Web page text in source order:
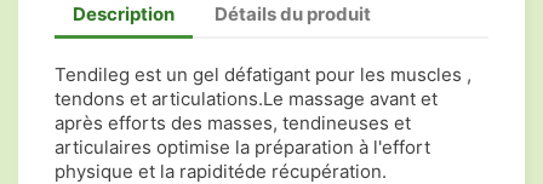
Description Détails du produit
Tendileg est un gel défatigant pour les muscles ,
tendons et articulations.Le massage avant et
après efforts des masses, tendineuses et
articulaires optimise la préparation à l'effort
physique et la rapiditéde récupération.